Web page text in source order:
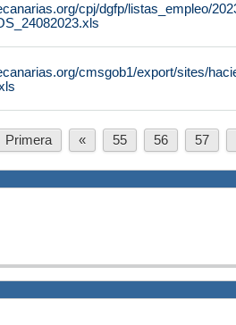
cpj/dgfp/listas_empleo/
cmsgob1/export/sites/
Primera « 55 56 57